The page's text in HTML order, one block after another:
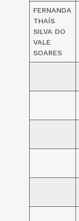
FERNANDA
THAÍS
SILVA DO
VALE
SOARES